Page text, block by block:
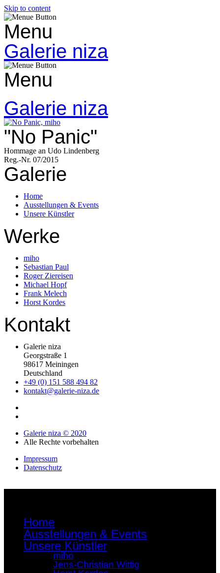
Skip to content
Menu
Galerie niza
Menu
Galerie niza
"No Panic"
Hommage an Udo Lindenberg
Reg.-Nr. 07/2015
Galerie
Home
Ausstellungen & Events
Unsere Künstler
Werke
miho
Sebastian Paul
Roger Ziereisen
Michael Hopf
Frank Melech
Horst Kordes
Kontakt
Galerie niza
Georgstraße 1
98617 Meiningen
Deutschland
+49 (0) 151 588 494 82
kontakt@galerie-niza.de
Galerie niza © 2020
Alle Rechte vorbehalten
Impressum
Datenschutz
Home
Ausstellungen & Events
Unsere Künstler
miho
Jens-Christian Wittig